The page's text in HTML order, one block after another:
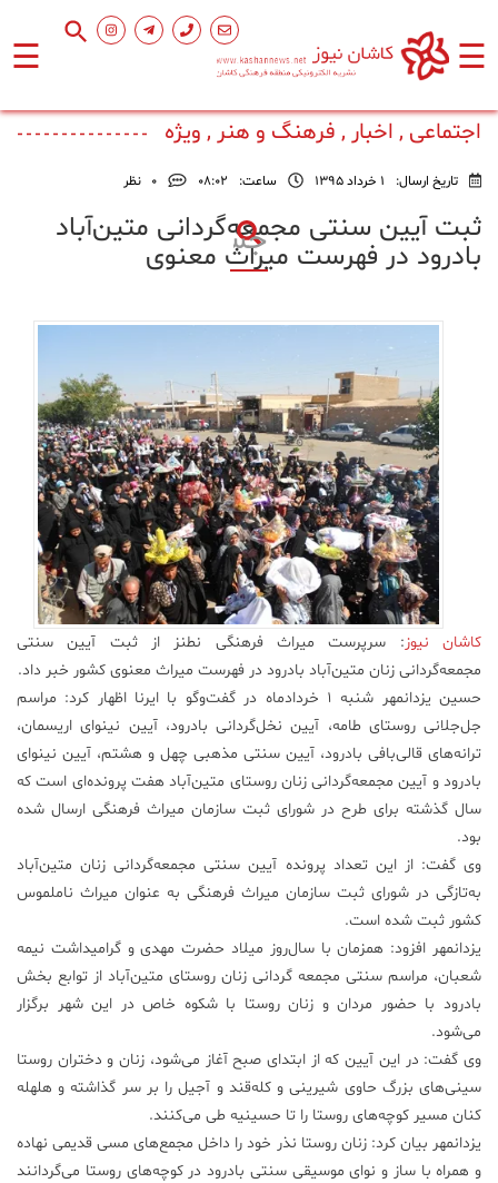
☰ ☰
اصلی
فرهنگ
عکس
پادکست
مجله
فرهنگی
هنری
اجتماعی , اخبار , فرهنگ و هنر , ویژه
تاریخ ارسال: 1 خرداد 1395 ساعت: ۰۸:۰۲ 0 نظر
ثبت آیین سنتی مجمعه‌گردانی متین‌آباد
بادرود در فهرست میراث معنوی
کاشان نیوز : سرپرست میراث فرهنگی نطنز از ثبت آیین سنتی
مجمعه‌گردانی زنان متین‌آباد بادرود در فهرست میراث معنوی کشور خبر داد.
حسین یزدانمهر شنبه ۱ خرداد‌ماه در گفت‌و‌گو با ایرنا اظهار کرد: مراسم
جل‌جلانی روستای طامه، آیین نخل‌گردانی بادرود، آیین نینوای اریسمان،
ترانه‌های قالی‌بافی بادرود، آیین سنتی مذهبی چهل و هشتم، آیین نینوای
بادرود و آیین مجمعه‌گردانی زنان روستای متین‌آباد هفت پرونده‌ای است که
سال گذشته برای طرح در شورای ثبت سازمان میراث فرهنگی ارسال شده
بود.
وی گفت: از این تعداد پرونده آیین سنتی مجمعه‌گردانی زنان متین‌آباد
به‌تازگی در شورای ثبت سازمان میراث فرهنگی به عنوان میراث ناملموس
کشور ثبت شده است.
یزدانمهر افزود: همزمان با سال‌روز میلاد حضرت مهدی و گرامیداشت نیمه
شعبان، مراسم سنتی مجمعه ‌گردانی زنان روستای متین‌آباد از توابع بخش
بادرود با حضور مردان و زنان روستا با شکوه خاص در این شهر برگزار
می‌شود.
وی گفت: در این آیین که از ابتدای صبح آغاز می‌شود، زنان و دختران روستا
سینی‌های بزرگ حاوی شیرینی و کله‌قند و آجیل را بر سر گذاشته و هلهله
‌کنان مسیر کوچه‌های روستا را تا حسینیه طی می‌کنند.
یزدانمهر بیان کرد: زنان روستا نذر خود را داخل مجمع‌های مسی قدیمی نهاده
و همراه با ساز و نوای موسیقی سنتی بادرود در کوچه‌های روستا می‌گردانند